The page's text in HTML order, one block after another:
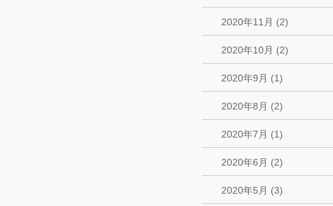
2020年11月 (2)
2020年10月 (2)
2020年9月 (1)
2020年8月 (2)
2020年7月 (1)
2020年6月 (2)
2020年5月 (3)